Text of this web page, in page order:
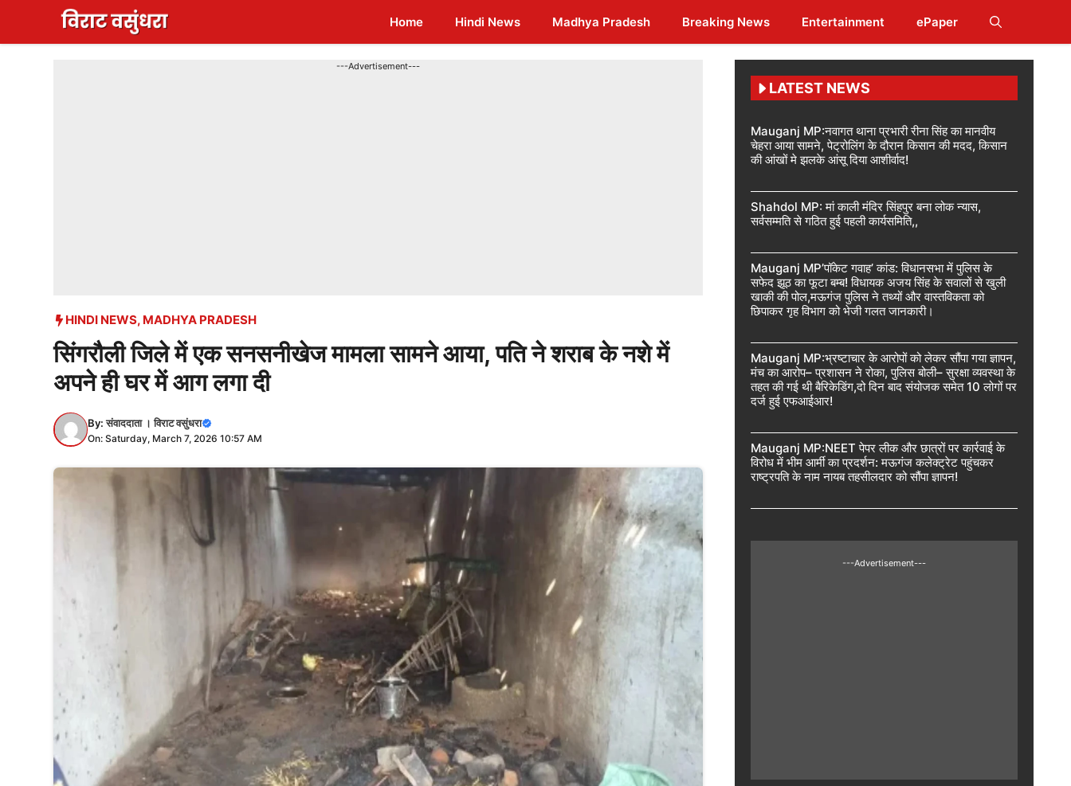
content
Home Hindi News Madhya Pradesh Breaking News Entertainment ePaper
---Advertisement---
HINDI NEWS, MADHYA PRADESH
सिंगरौली जिले में एक सनसनीखेज मामला सामने आया, पति ने शराब के नशे में
अपने ही घर में आग लगा दी
By:संवाददाता । विराट वसुंधरा
On: Saturday, March 7, 2026 10:57 AM
LATEST NEWS
Mauganj MP:नवागत थाना प्रभारी रीना सिंह का मानवीय
चेहरा आया सामने, पेट्रोलिंग के दौरान किसान की मदद, किसान
की आंखों मे झलके आंसू दिया आशीर्वाद!
Shahdol MP: मां काली मंदिर सिंहपुर बना लोक न्यास,
सर्वसम्मति से गठित हुई पहली कार्यसमिति,,
Mauganj MP’पॉकेट गवाह’ कांड: विधानसभा में पुलिस के
सफेद झूठ का फूटा बम्ब! विधायक अजय सिंह के सवालों से खुली
खाकी की पोल,मऊगंज पुलिस ने तथ्यों और वास्तविकता को
छिपाकर गृह विभाग को भेजी गलत जानकारी।
Mauganj MP:भ्रष्टाचार के आरोपों को लेकर सौंपा गया ज्ञापन,
मंच का आरोप– प्रशासन ने रोका, पुलिस बोली– सुरक्षा व्यवस्था के
तहत की गई थी बैरिकेडिंग,दो दिन बाद संयोजक समेत 10 लोगों पर
दर्ज हुई एफआईआर!
Mauganj MP:NEET पेपर लीक और छात्रों पर कार्रवाई के
विरोध में भीम आर्मी का प्रदर्शन: मऊगंज कलेक्ट्रेट पहुंचकर
राष्ट्रपति के नाम नायब तहसीलदार को सौंपा ज्ञापन!
---Advertisement---